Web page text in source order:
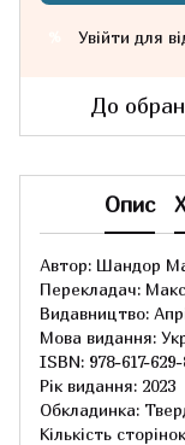
Увійти для
До
Опис
Автор: Шандор
Перекладач:
Видавництво:
Мова видання:
ISBN: 978-617-629-
Рік видання: 2023
Обкладинка:
Кількість